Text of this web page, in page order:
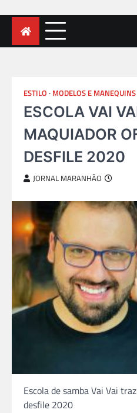
ESTILO MODELOS E MANEQUINS
ESCOLA VAI
MAQUIADOR
DESFILE 2020
JORNAL MARANHÃO
Escola de samba Vai Vai
desfile 2020